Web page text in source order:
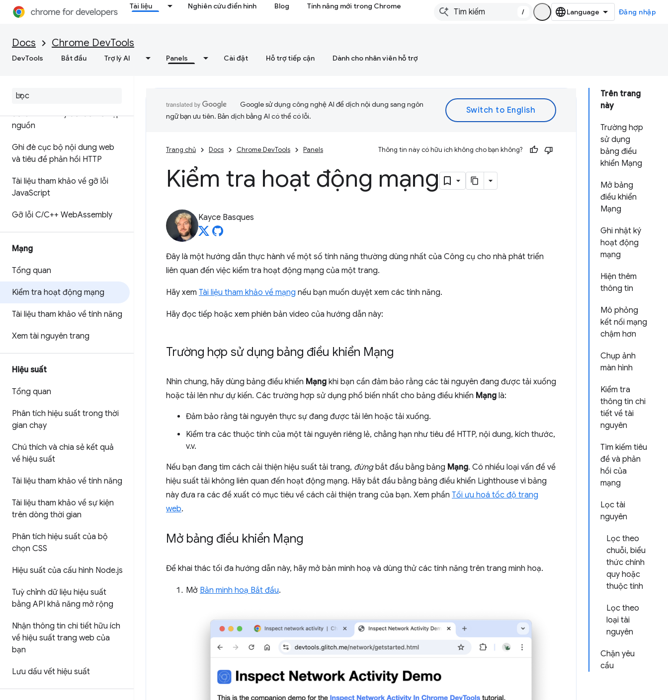
Tài liệu Nghiên cứu điển hình Blog Tính năng mới trong Chrome
/ Đăng nhập
Docs Chrome DevTools
DevTools Bắt đầu Trợ lý AI Panels Cài đặt Hỗ trợ tiếp cận Dành cho nhân viên hỗ trợ
Chạy đoạn mã JavaScript
bằng bản đồ nguồn
Thiết lập không gian làm việc
để lưu các thay đổi đối với tệp
nguồn
Ghi đè cục bộ nội dung web
và tiêu đề phản hồi HTTP
Tài liệu tham khảo về gỡ lỗi
JavaScript
Gỡ lỗi C/C++ WebAssembly
Mạng
Tổng quan
Kiểm tra hoạt động mạng
Tài liệu tham khảo về tính năng
Xem tài nguyên trang
Hiệu suất
Tổng quan
Phân tích hiệu suất trong thời
gian chạy
Chú thích và chia sẻ kết quả
về hiệu suất
Tài liệu tham khảo về tính năng
Tài liệu tham khảo về sự kiện
trên dòng thời gian
Phân tích hiệu suất của bộ
chọn CSS
Hiệu suất của cấu hình Node.js
Tuỳ chỉnh dữ liệu hiệu suất
bằng API khả năng mở rộng
Nhận thông tin chi tiết hữu ích
về hiệu suất trang web của
bạn
Lưu dấu vết hiệu suất
Trên trang
này
Trường hợp
sử dụng
bảng điều
khiển Mạng
Mở bảng
điều khiển
Mạng
Ghi nhật ký
hoạt động
mạng
Hiện thêm
thông tin
Mô phỏng
kết nối mạng
chậm hơn
Chụp ảnh
màn hình
Kiểm tra
thông tin chi
tiết về tài
nguyên
Tìm kiếm tiêu
đề và phản
hồi của
mạng
Lọc tài
nguyên
Lọc theo
chuỗi, biểu
thức chính
quy hoặc
thuộc tính
Lọc theo
loại tài
nguyên
Chặn yêu
cầu
Google sử dụng công nghệ AI để dịch nội dung sang ngôn
ngữ bạn ưu tiên. Bản dịch bằng AI có thể có lỗi.
Trang chủ Docs Chrome DevTools Panels Thông tin này có hữu ích không cho bạn không?
Kiểm tra hoạt động mạng
Kayce Basques
Đây là một hướng dẫn thực hành về một số tính năng thường dùng nhất của Công cụ cho nhà phát triển
liên quan đến việc kiểm tra hoạt động mạng của một trang.
Hãy xem Tài liệu tham khảo về mạng nếu bạn muốn duyệt xem các tính năng.
Hãy đọc tiếp hoặc xem phiên bản video của hướng dẫn này:
Trường hợp sử dụng bảng điều khiển Mạng
Nhìn chung, hãy dùng bảng điều khiển Mạng khi bạn cần đảm bảo rằng các tài nguyên đang được tải xuống
hoặc tải lên như dự kiến. Các trường hợp sử dụng phổ biến nhất cho bảng điều khiển Mạng là:
Đảm bảo rằng tài nguyên thực sự đang được tải lên hoặc tải xuống.
Kiểm tra các thuộc tính của một tài nguyên riêng lẻ, chẳng hạn như tiêu đề HTTP, nội dung, kích thước,
v.v.
Nếu bạn đang tìm cách cải thiện hiệu suất tải trang, đừngbắt đầu bằng bảng Mạng. Có nhiều loại vấn đề về
hiệu suất tải không liên quan đến hoạt động mạng. Hãy bắt đầu bằng bảng điều khiển Lighthouse vì bảng
này đưa ra các đề xuất có mục tiêu về cách cải thiện trang của bạn. Xem phần Tối ưu hoá tốc độ trang
web.
Mở bảng điều khiển Mạng
Để khai thác tối đa hướng dẫn này, hãy mở bản minh hoạ và dùng thử các tính năng trên trang minh hoạ.
Mở Bản minh hoạ Bắt đầu.